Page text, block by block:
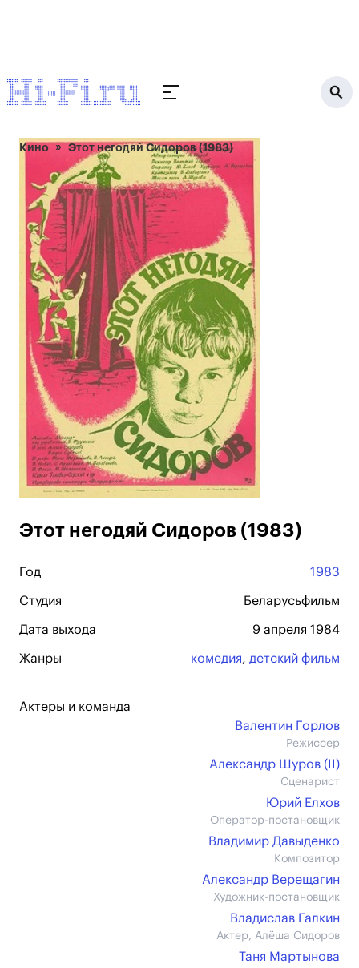
Кино Этот негодяй Сидоров (1983)
Этот негодяй Сидоров (1983)
Год 1983
Студия Беларусьфильм
Дата выхода 9 апреля 1984
Жанры комедия, детский фильм
Актеры и команда
Валентин Горлов
Режиссер
Александр Шуров (II)
Сценарист
Юрий Елхов
Оператор-постановщик
Владимир Давыденко
Композитор
Александр Верещагин
Художник-постановщик
Владислав Галкин
Актер, Алёша Сидоров
Таня Мартынова